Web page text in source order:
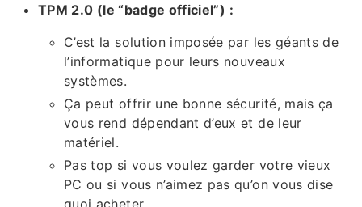
TPM 2.0 (le “badge officiel”) :
C’est la solution imposée par les géants de
l’informatique pour leurs nouveaux
systèmes.
Ça peut offrir une bonne sécurité, mais ça
vous rend dépendant d’eux et de leur
matériel.
Pas top si vous voulez garder votre vieux
PC ou si vous n’aimez pas qu’on vous dise
quoi acheter.